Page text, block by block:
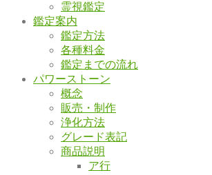
霊視鑑定
鑑定案内
鑑定方法
各種料金
鑑定までの流れ
パワーストーン
概念
販売・制作
浄化方法
グレード表記
商品説明
ア行